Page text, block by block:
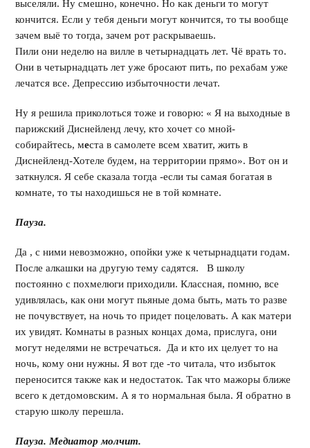
выселяли. Ну смешно, конечно. Но как деньги то могут
кончится. Если у тебя деньги могут кончится, то ты вообще
зачем выё то тогда, зачем рот раскрываешь.
Пили они неделю на вилле в четырнадцать лет. Чё врать то.
Они в четырнадцать лет уже бросают пить, по рехабам уже
лечатся все. Депрессию избыточности лечат.
Ну я решила приколоться тоже и говорю: « Я на выходные в
парижский Диснейленд лечу, кто хочет со мной-
собирайтесь, места в самолете всем хватит, жить в
Диснейленд-Хотеле будем, на территории прямо». Вот он и
заткнулся. Я себе сказала тогда -если ты самая богатая в
комнате, то ты находишься не в той комнате.
Пауза.
Да , с ними невозможно, опойки уже к четырнадцати годам.
После алкашки на другую тему садятся. В школу
постоянно с похмелюги приходили. Классная, помню, все
удивлялась, как они могут пьяные дома быть, мать то разве
не почувствует, на ночь то придет поцеловать. А как матери
их увидят. Комнаты в разных концах дома, прислуга, они
могут неделями не встречаться. Да и кто их целует то на
ночь, кому они нужны. Я вот где -то читала, что избыток
переносится также как и недостаток. Так что мажоры ближе
всего к детдомовским. А я то нормальная была. Я обратно в
старую школу перешла.
Пауза. Медиатор молчит.